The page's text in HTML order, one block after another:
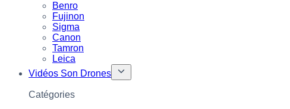
Benro
Fujinon
Sigma
Canon
Tamron
Leica
Vidéos Son Drones
Catégories